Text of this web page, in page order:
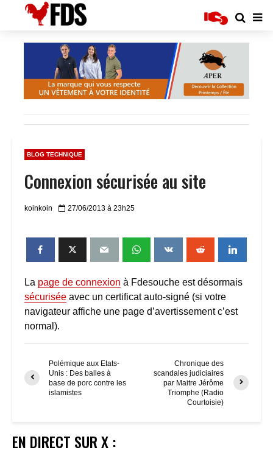
BLOG TECHNIQUE
Connexion sécurisée au site
koinkoin 27/06/2013 à 23h25
La page de connexion à Fdesouche est désormais
sécurisée avec un certificat auto-signé (si votre
navigateur affiche une page d’avertissement c’est
normal).
Polémique aux Etats-
Unis : Des balles à
base de porc contre les
islamistes
Chronique des
scandales judiciaires
par Maitre Jérôme
Triomphe (Radio
Courtoisie)
EN DIRECT SUR X :